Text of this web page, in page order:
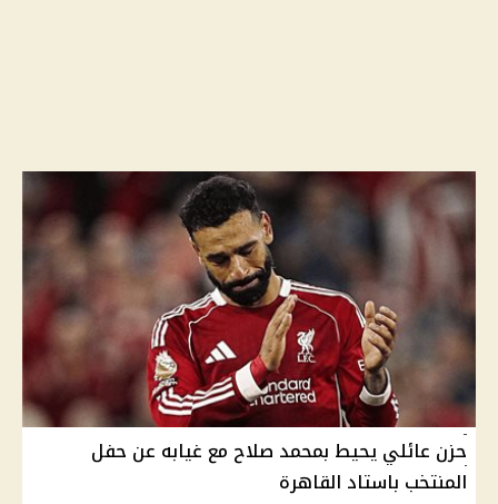
حزن عائلي يحيط بمحمد صلاح مع غيابه عن حفل
المنتخب باستاد القاهرة